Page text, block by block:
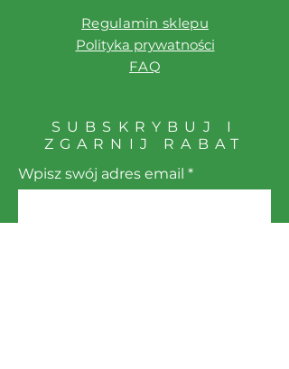
Regulamin sklepu
Polityka prywatności
FAQ
SUBSKRYBUJ I
ZGARNIJ RABAT
Wpisz swój adres email